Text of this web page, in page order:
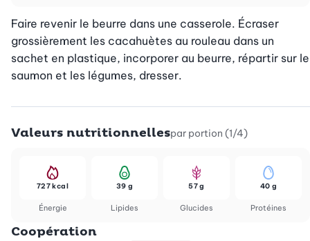
Faire revenir le beurre dans une casserole. Écraser
grossièrement les cacahuètes au rouleau dans un
sachet en plastique, incorporer au beurre, répartir sur le
saumon et les légumes, dresser.
Valeurs nutritionnellespar portion (1/4)
Énergie
727 kcal
Lipides
39 g
Glucides
57 g
Protéines
40 g
Coopération